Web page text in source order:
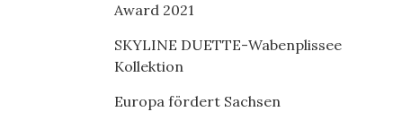
Award 2021
SKYLINE DUETTE-Wabenplissee
Kollektion
Europa fördert Sachsen